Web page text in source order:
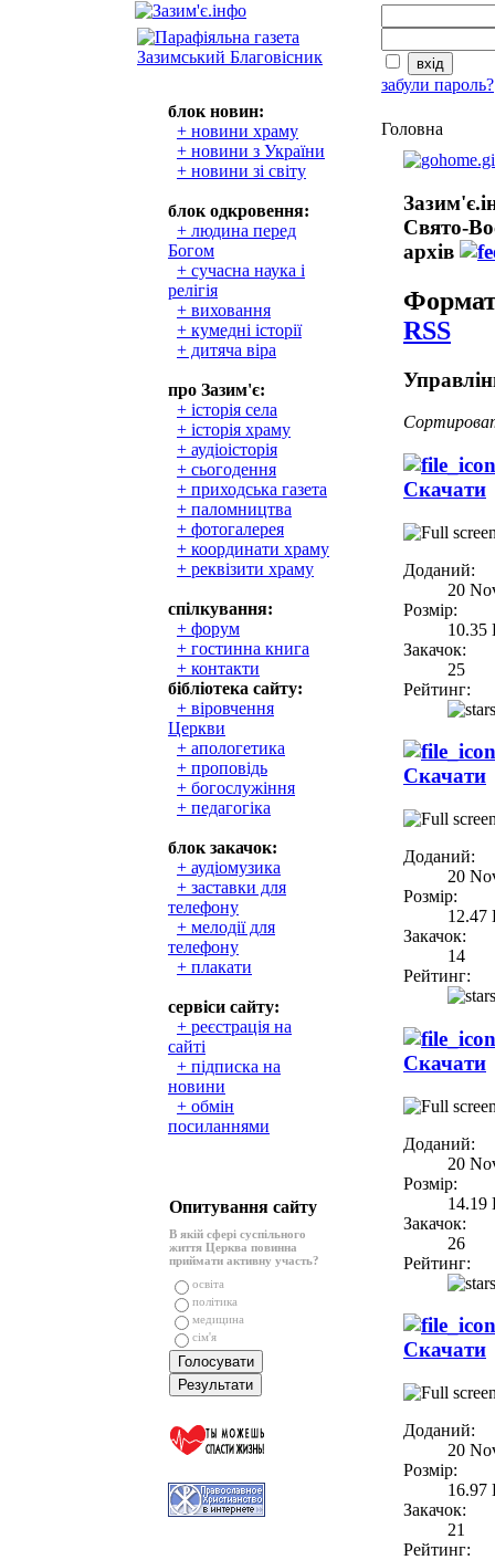
блок новин:
+ новини храму
+ новини з України
+ новини зі світу
блок одкровення:
+ людина перед
Богом
+ сучасна наука і
релігія
+ виховання
+ кумедні історії
+ дитяча віра
про Зазим'є:
+ історія села
+ історія храму
+ аудіоісторія
+ сьогодення
+ приходська газета
+ паломництва
+ фотогалерея
+ координати храму
+ реквізити храму
спілкування:
+ форум
+ гостинна книга
+ контакти
бібліотека сайту:
+ віровчення
Церкви
+ апологетика
+ проповідь
+ богослужіння
+ педагогіка
блок закачок:
+ аудіомузика
+ заставки для
телефону
+ мелодії для
телефону
+ плакати
сервіси сайту:
+ реєстрація на
сайті
+ підписка на
новини
+ обмін
посиланнями
Опитування сайту
В якій сфері суспільного
життя Церква повинна
приймати активну участь?
освіта
політика
медицина
сім'я
забули пароль?
Головна
Свято-
архів
RSS
Скачати
Доданий:
20
Розмір:
10.35
Закачок:
25
Рейтинг:
Скачати
Доданий:
20
Розмір:
12.47
Закачок:
14
Рейтинг:
Скачати
Доданий:
20
Розмір:
14.19
Закачок:
26
Рейтинг:
Скачати
Доданий:
20
Розмір:
16.97
Закачок:
21
Рейтинг: